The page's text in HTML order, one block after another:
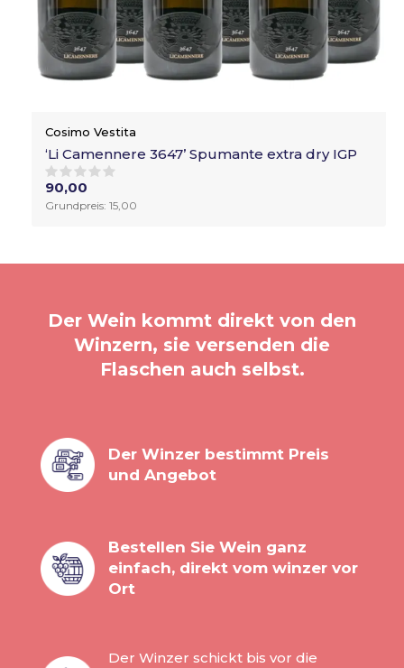
Cosimo Vestita
‘Li Camennere 3647’ Spumante extra dry IGP
90,00
Grundpreis: 15,00
Der Wein kommt direkt von den
Winzern, sie versenden die
Flaschen auch selbst.
Der Winzer bestimmt Preis
und Angebot
Bestellen Sie Wein ganz
einfach, direkt vom winzer vor
Ort
Der Winzer schickt bis vor die